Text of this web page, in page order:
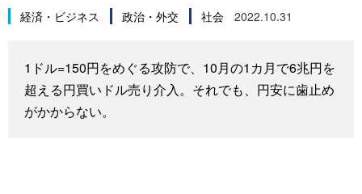
文化
科学・技術
暮らし
動画/Live
Books
Cinema
スポーツ・東京2020
経済・ビジネス 政治・外交 社会 2022.10.31
1ドル=150円をめぐる攻防で、10月の1カ月で6兆円を
超える円買いドル売り介入。それでも、円安に歯止め
がかからない。